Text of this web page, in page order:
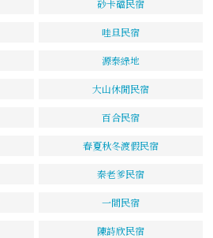
砂卡礑民宿
哇旦民宿
源泰綠地
大山休閒民宿
百合民宿
春夏秋冬渡假民宿
秦老爹民宿
一間民宿
陳詩欣民宿